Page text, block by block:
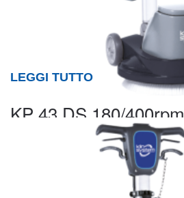
KP 43 DS 180/400rpm
LEGGI TUTTO